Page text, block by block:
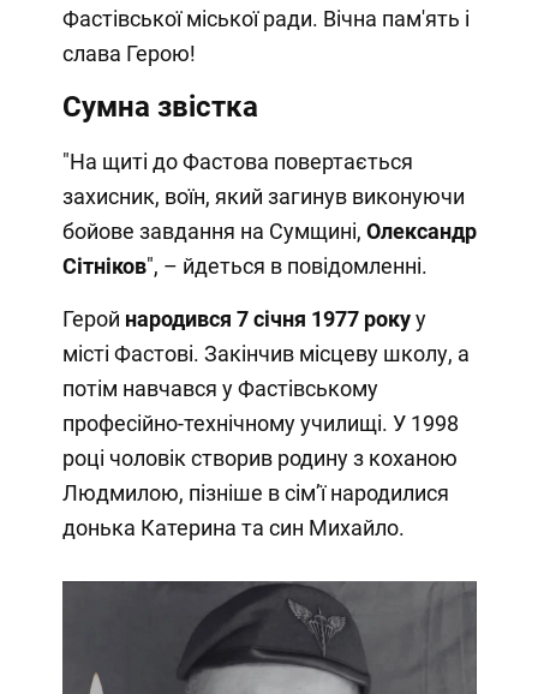
Фастівської міської ради. Вічна пам'ять і
слава Герою!
Сумна звістка
"На щиті до Фастова повертається
захисник, воїн, який загинув виконуючи
бойове завдання на Сумщині, Олександр
Сітніков", – йдеться в повідомленні.
Герой народився 7 січня 1977 рокуу
місті Фастові. Закінчив місцеву школу, а
потім навчався у Фастівському
професійно-технічному училищі. У 1998
році чоловік створив родину з коханою
Людмилою, пізніше в сім’ї народилися
донька Катерина та син Михайло.